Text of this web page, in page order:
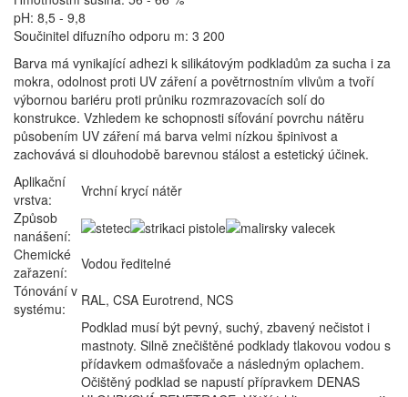
pH: 8,5 - 9,8
Součinitel difuzního odporu m: 3 200
Barva má vynikající adhezi k silikátovým podkladům za sucha i za
mokra, odolnost proti UV záření a povětrnostním vlivům a tvoří
výbornou bariéru proti průniku rozmrazovacích solí do
konstrukce. Vzhledem ke schopnosti síťování povrchu nátěru
působením UV záření má barva velmi nízkou špinivost a
zachovává si dlouhodobě barevnou stálost a estetický účinek.
Aplikační
vrstva:
Vrchní krycí nátěr
Způsob
nanášení:
Chemické
zařazení:
Vodou ředitelné
Tónování v
systému:
RAL, CSA Eurotrend, NCS
Podklad musí být pevný, suchý, zbavený nečistot i
mastnoty. Silně znečištěné podklady tlakovou vodou s
přídavkem odmašťovače a následným oplachem.
Očištěný podklad se napustí přípravkem DENAS